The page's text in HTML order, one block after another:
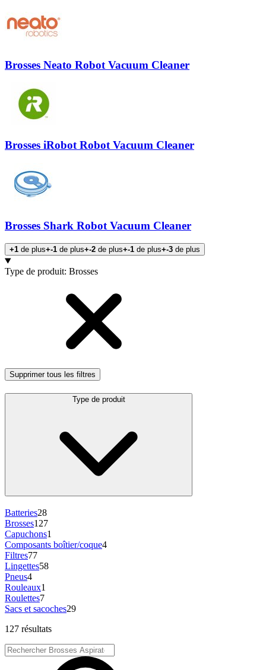
Brosses Neato Robot Vacuum Cleaner
Brosses iRobot Robot Vacuum Cleaner
Brosses Shark Robot Vacuum Cleaner
+1 de plus+-1 de plus+-2 de plus+-1 de plus+-3 de plus
Produits
Type de produit: Brosses
Supprimer tous les filtres
Type de produit
Batteries28
Brosses127
Capuchons1
Composants boîtier/coque4
Filtres77
Lingettes58
Pneus4
Rouleaux1
Roulettes7
Sacs et sacoches29
127 résultats